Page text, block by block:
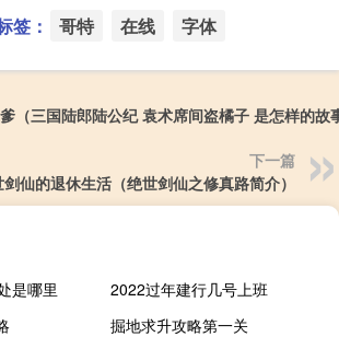
签： 哥特 在线 字体
（三国陆郎陆公纪 袁术席间盗橘子 是怎样的故
下一篇
仙的退休生活（绝世剑仙之修真路简介）
是哪里
2022过年建行几号上班
掘地求升攻略第一关